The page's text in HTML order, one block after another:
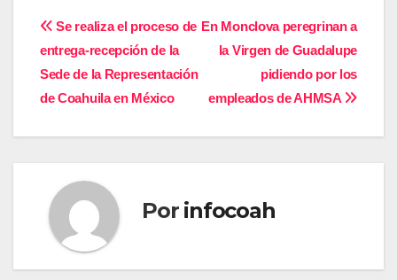
Navegación
de
entradas
En Monclova peregrinan a
la Virgen de Guadalupe
pidiendo por los
empleados de AHMSA
Se realiza el proceso de
entrega-recepción de la
Sede de la Representación
de Coahuila en México
Por infocoah